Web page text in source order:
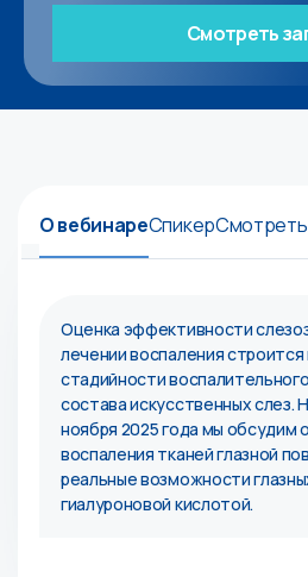
Смотреть
О вебинареСпикерСмотреть
Оценка эффективности
лечении воспаления
стадийности
состава искусственных слез.
ноября 2025 года мы обсудим
воспаления тканей глазной
реальные возможности
гиалуроновой кислотой.